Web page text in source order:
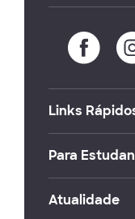
Links
Para
Atualidade